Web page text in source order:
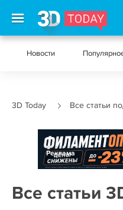
Новости
3D Today Все статьи
Реклама
Все статьи